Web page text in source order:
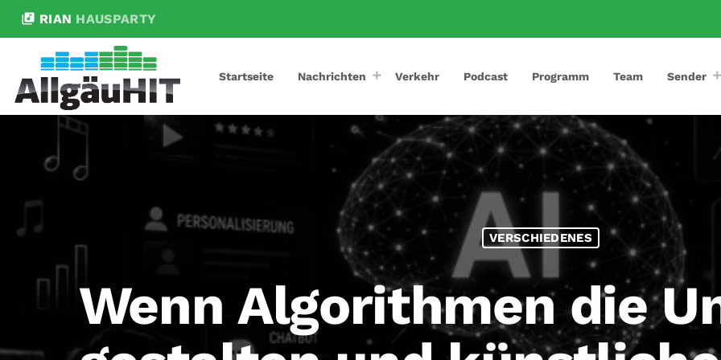
library_music RIAN HAUSPARTY
Startseite Nachrichten Verkehr Podcast Programm Team Sender
VERSCHIEDENES
Wenn Algorithmen die